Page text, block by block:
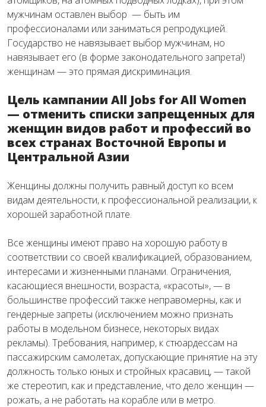
мужчинам оставлен выбор — быть им
профессионалами или заниматься репродукцией.
Государство не навязывает выбор мужчинам, но
навязывает его (в форме законодательного запрета!)
женщинам — это прямая дискриминация.
Цель кампании All Jobs for All Women
— отменить списки запрещенных для
женщин видов работ и профессий во
всех странах Восточной Европы и
Центральной Азии
Женщины должны получить равный доступ ко всем
видам деятельности, к профессиональной реализации, к
хорошей заработной плате.
Все женщины имеют право на хорошую работу в
соответствии со своей квалификацией, образованием,
интересами и жизненными планами. Ограничения,
касающиеся внешности, возраста, «красоты», — в
большинстве профессий также неправомерны, как и
гендерные запреты (исключением можно признать
работы в модельном бизнесе, некоторых видах
рекламы). Требования, например, к стюардессам на
пассажирским самолетах, допускающие принятие на эту
должность только юных и стройных красавиц, — такой
же стереотип, как и представление, что дело женщин —
рожать, а не работать на корабле или в метро.